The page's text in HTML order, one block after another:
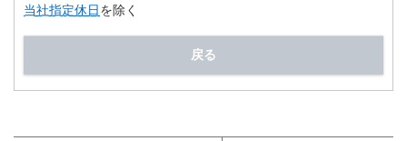
当社指定休日を除く
戻る